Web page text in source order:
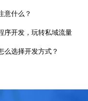
意什么？
序开发，玩转私域流量
么选择开发方式？